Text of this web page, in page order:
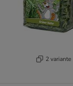
2 variante